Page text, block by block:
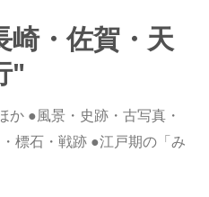
・佐賀・天
"
か ●風景・史跡・古写真・
標石・戦跡 ●江戸期の「み